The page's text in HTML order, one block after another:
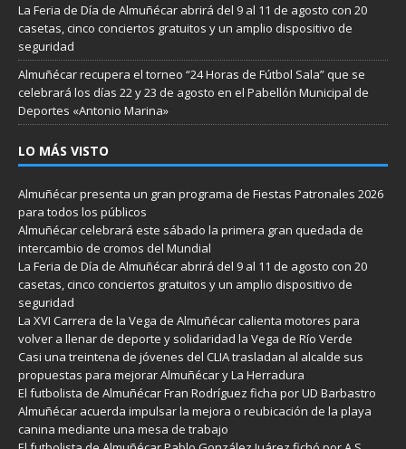
La Feria de Día de Almuñécar abrirá del 9 al 11 de agosto con 20
casetas, cinco conciertos gratuitos y un amplio dispositivo de
seguridad
Almuñécar recupera el torneo “24 Horas de Fútbol Sala” que se
celebrará los días 22 y 23 de agosto en el Pabellón Municipal de
Deportes «Antonio Marina»
LO MÁS VISTO
Almuñécar presenta un gran programa de Fiestas Patronales 2026
para todos los públicos
Almuñécar celebrará este sábado la primera gran quedada de
intercambio de cromos del Mundial
La Feria de Día de Almuñécar abrirá del 9 al 11 de agosto con 20
casetas, cinco conciertos gratuitos y un amplio dispositivo de
seguridad
La XVI Carrera de la Vega de Almuñécar calienta motores para
volver a llenar de deporte y solidaridad la Vega de Río Verde
Casi una treintena de jóvenes del CLIA trasladan al alcalde sus
propuestas para mejorar Almuñécar y La Herradura
El futbolista de Almuñécar Fran Rodríguez ficha por UD Barbastro
Almuñécar acuerda impulsar la mejora o reubicación de la playa
canina mediante una mesa de trabajo